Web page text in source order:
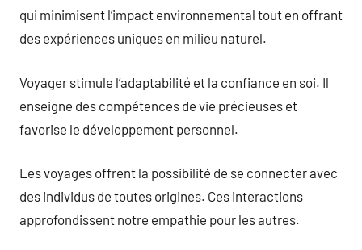
qui minimisent l’impact environnemental tout en offrant
des expériences uniques en milieu naturel.
Voyager stimule l’adaptabilité et la confiance en soi. Il
enseigne des compétences de vie précieuses et
favorise le développement personnel.
Les voyages offrent la possibilité de se connecter avec
des individus de toutes origines. Ces interactions
approfondissent notre empathie pour les autres.